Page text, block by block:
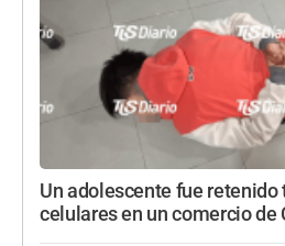
Un adolescente fue retenido
celulares en un comercio de